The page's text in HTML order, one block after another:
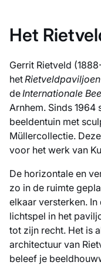
Het
Gerrit Rietveld
hetRietveldpaviljoen
deInternationale
Arnhem. Sinds 1964
beeldentuin met
Müllercollectie.
voor het werk van
De horizontale en
zo in de ruimte
elkaar versterken.
lichtspel in het
tot zijn recht. Het is
architectuur van
beleef je